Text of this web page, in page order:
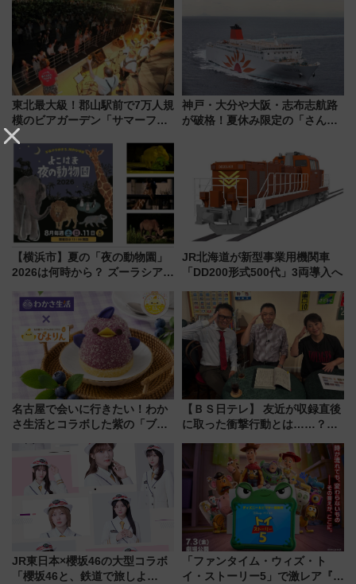
東北最大級！郡山駅前で7万人規
模のビアガーデン「サマーフェ
スタ IN KORIYAMA 2026」
7/24-26開催！ 有料席はJRE
MALLで予約可能
神戸・大分や大阪・志布志航路
が破格！夏休み限定の「さんふ
ート 夕朝食ビュッフェ付きで
快適な船旅はいかが？
【横浜市】夏の「夜の動物園」
2026は何時から？ ズーラシア・
見どころ、限定イベントを徹底
解説！
JR北海道が新型事業用機関車
「DD200形式500代」3両導入へ
名古屋で会いに行きたい！わか
さ生活とコラボした紫の「ブル
【ＢＳ日テレ】 友近が収録直後
に取った衝撃行動とは……？
で極上の夏祭り鉄道旅を放送
JR東日本×櫻坂46の大型コラボ
「櫻坂46と、鉄道で旅しよ
「ファンタイム・ウィズ・ト
イ・ストーリー5」で激レア『ロ